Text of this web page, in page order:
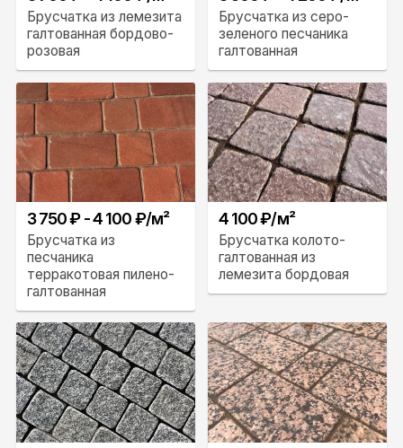
Брусчатка из лемезита
галтованная бордово-
розовая
Брусчатка из серо-
зеленого песчаника
галтованная
3 750 ₽ - 4 100 ₽/м²
Брусчатка из
песчаника
терракотовая пилено-
галтованная
4 100 ₽/м²
Брусчатка колото-
галтованная из
лемезита бордовая